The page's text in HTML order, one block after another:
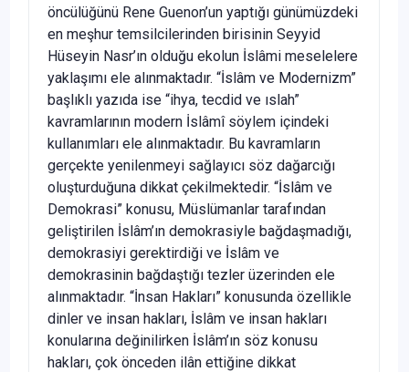
öncülüğünü Rene Guenon’un yaptığı günümüzdeki
en meşhur temsilcilerinden birisinin Seyyid
Hüseyin Nasr’ın olduğu ekolun İslâmi meselelere
yaklaşımı ele alınmaktadır. “İslâm ve Modernizm”
başlıklı yazıda ise “ihya, tecdid ve ıslah”
kavramlarının modern İslâmî söylem içindeki
kullanımları ele alınmaktadır. Bu kavramların
gerçekte yenilenmeyi sağlayıcı söz dağarcığı
oluşturduğuna dikkat çekilmektedir. “İslâm ve
Demokrasi” konusu, Müslümanlar tarafından
geliştirilen İslâm’ın demokrasiyle bağdaşmadığı,
demokrasiyi gerektirdiği ve İslâm ve
demokrasinin bağdaştığı tezler üzerinden ele
alınmaktadır. “İnsan Hakları” konusunda özellikle
dinler ve insan hakları, İslâm ve insan hakları
konularına değinilirken İslâm’ın söz konusu
hakları, çok önceden ilân ettiğine dikkat